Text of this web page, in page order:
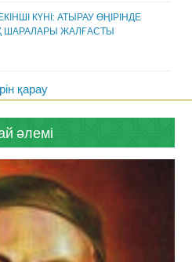
КҮНІ: АТЫРАУ ӨҢІРІНДЕ
ЖАЛҒАСТЫ
қарау
әлемі